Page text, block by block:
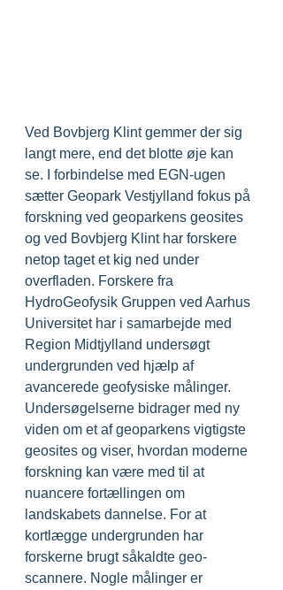
Ved Bovbjerg Klint gemmer der sig
langt mere, end det blotte øje kan
se. I forbindelse med EGN-ugen
sætter Geopark Vestjylland fokus på
forskning ved geoparkens geosites
og ved Bovbjerg Klint har forskere
netop taget et kig ned under
overfladen. Forskere fra
HydroGeofysik Gruppen ved Aarhus
Universitet har i samarbejde med
Region Midtjylland undersøgt
undergrunden ved hjælp af
avancerede geofysiske målinger.
Undersøgelserne bidrager med ny
viden om et af geoparkens vigtigste
geosites og viser, hvordan moderne
forskning kan være med til at
nuancere fortællingen om
landskabets dannelse. For at
kortlægge undergrunden har
forskerne brugt såkaldte geo-
scannere. Nogle målinger er